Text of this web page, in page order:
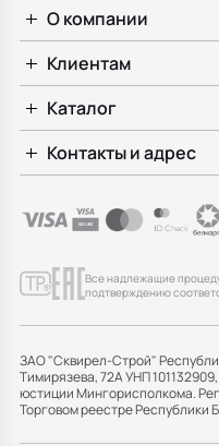
О компании
Клиентам
Каталог
Контакты и адрес
Все надлежащие
подтверждению
ЗАО "Сквирел-Строй"
Тимирязева, 72А УНП
юстиции Мингорисполкома.
Торговом реестре Республики